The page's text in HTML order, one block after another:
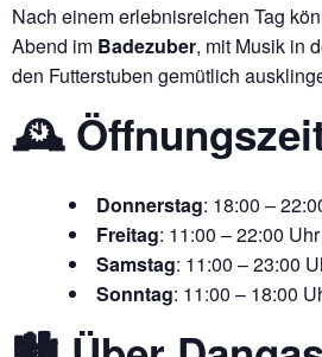
Nach einem erlebnisreichen Tag
Abend im Badezuber, mit Musik in
den Futterstuben gemütlich
🕰
Donnerstag: 18:00 –
Freitag: 11:00 – 22:00 Uhr
Samstag: 11:00 – 23:00
Sonntag: 11:00 – 18:00